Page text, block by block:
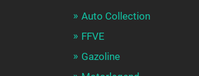
Auto Collection
FFVE
Gazoline